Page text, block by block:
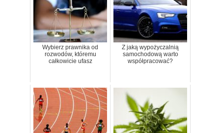
Wybierz prawnika od
rozwodów, któremu
całkowicie ufasz
Z jaką wypożyczalnią
samochodową warto
współpracować?